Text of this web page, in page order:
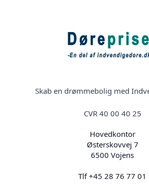
Skab en drømmebolig med
CVR 40 00 40 25
Hovedkontor
Østerskovvej 7
6500 Vojens
Tlf +45 28 76 77 01